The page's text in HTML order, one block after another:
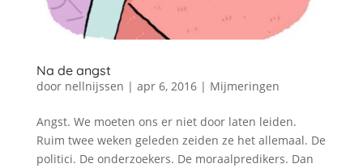
Na de angst
door nellnijssen | apr 6, 2016| Mijmeringen
Angst. We moeten ons er niet door laten leiden.
Ruim twee weken geleden zeiden ze het allemaal. De
politici. De onderzoekers. De moraalpredikers. Dan